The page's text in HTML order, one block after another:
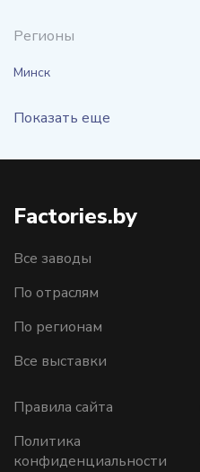
Регионы
Минск
Показать еще
Factories.by
Все заводы
По отраслям
По регионам
Все выставки
Правила сайта
Политика
конфиденциальности